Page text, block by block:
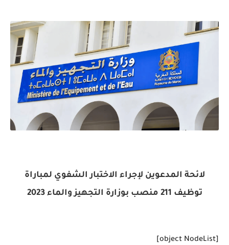
لائحة المدعوين لإجراء الاختبار الشفوي لمباراة
توظيف 211 منصب بوزارة التجهيز والماء 2023
[object NodeList]